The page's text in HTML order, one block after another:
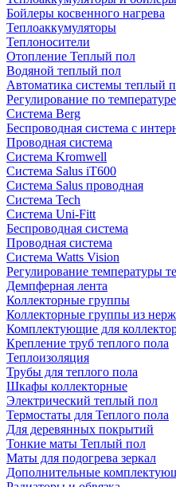
Бойлеры косвенного нагрева
Теплоаккумуляторы
Теплоносители
Отопление Теплый пол
Водяной теплый пол
Автоматика системы теплый
Регулирование по
Система Berg
Беспроводная система с
Проводная система
Система Kromwell
Система Salus iT600
Система Salus проводная
Система Tech
Система Uni-Fitt
Беспроводная система
Проводная система
Система Watts Vision
Регулирование температуры
Демпферная лента
Коллекторные группы
Коллекторные группы из
Комплектующие для
Крепление труб теплого пола
Теплоизоляция
Трубы для теплого пола
Шкафы коллекторные
Электрический теплый пол
Термостаты для Теплого пола
Для деревянных покрытий
Тонкие маты Теплый пол
Маты для подогрева зеркал
Дополнительные